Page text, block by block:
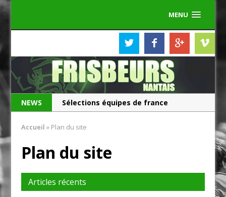
MENU
NEWS
Sélections équipes de france
Accueil » Plan du site
Plan du site
Articles récents